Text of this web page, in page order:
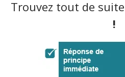
Trouvez tout de suite
!